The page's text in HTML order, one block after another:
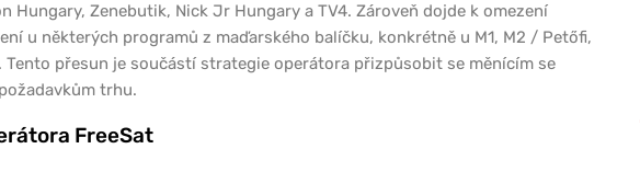
Hungary, Zenebutik, Nick Jr Hungary a TV4. Zároveň dojde k omezení
u některých programů z maďarského balíčku, konkrétně u M1, M2 / Petőfi,
Tento přesun je součástí strategie operátora přizpůsobit se měnícím se
trhu.
FreeSat